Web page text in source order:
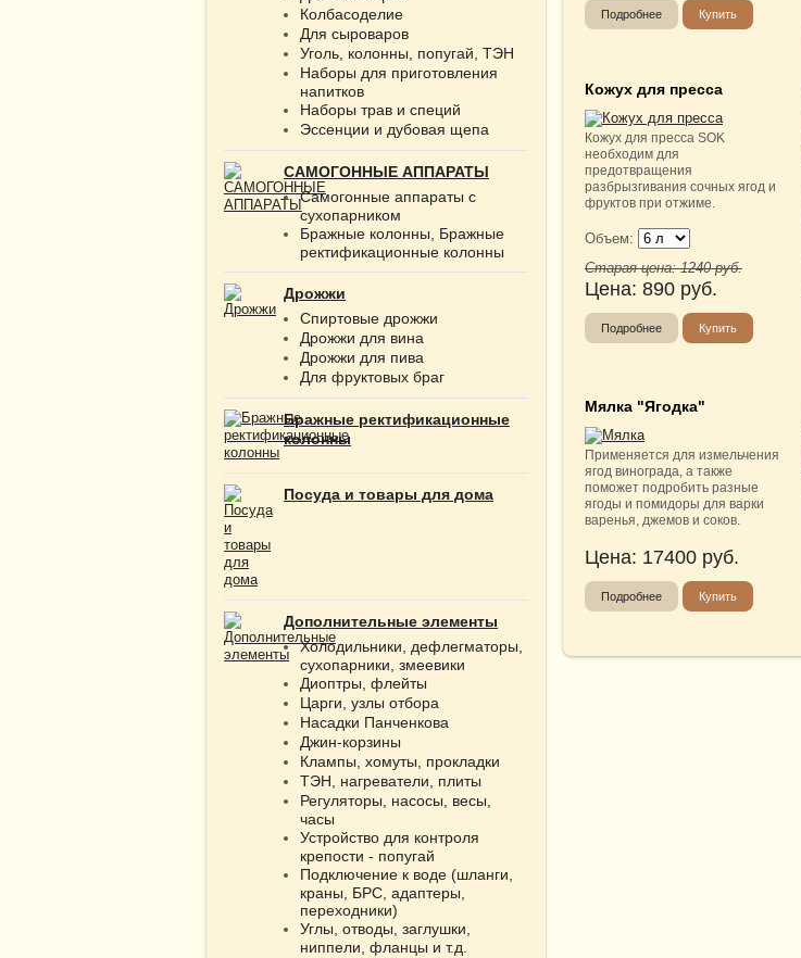
Колбасоделие
Для сыроваров
Уголь, колонны, попугай, ТЭН
Наборы для приготовления
напитков
Наборы трав и специй
Эссенции и дубовая щепа
САМОГОННЫЕ АППАРАТЫ
Самогонные аппараты с
сухопарником
Бражные колонны, Бражные
ректификационные колонны
Дрожжи
Спиртовые дрожжи
Дрожжи для вина
Дрожжи для пива
Для фруктовых браг
Бражные ректификационные
колонны
Посуда и товары для дома
Дополнительные элементы
Холодильники, дефлегматоры,
сухопарники, змеевики
Диоптры, флейты
Царги, узлы отбора
Насадки Панченкова
Джин-корзины
Клампы, хомуты, прокладки
ТЭН, нагреватели, плиты
Регуляторы, насосы, весы,
часы
Устройство для контроля
крепости - попугай
Подключение к воде (шланги,
краны, БРС, адаптеры,
переходники)
Углы, отводы, заглушки,
ниппели, фланцы и т.д.
Подробнее Купить
Кожух для пресса
Кожух для пресса SOK
необходим для
предотвращения
разбрызгивания сочных ягод и
фруктов при отжиме.
Объем:
Старая цена:1240руб.
Цена: 890 руб.
Подробнее Купить
Мялка "Ягодка"
Применяется для измельчения
ягод винограда, а также
поможет подробить разные
ягоды и помидоры для варки
варенья, джемов и соков.
Цена: 17400 руб.
Подробнее Купить